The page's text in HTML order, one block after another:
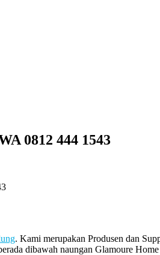
0812 444 1543
. Kami merupakan Produsen dan
dibawah naungan Glamoure